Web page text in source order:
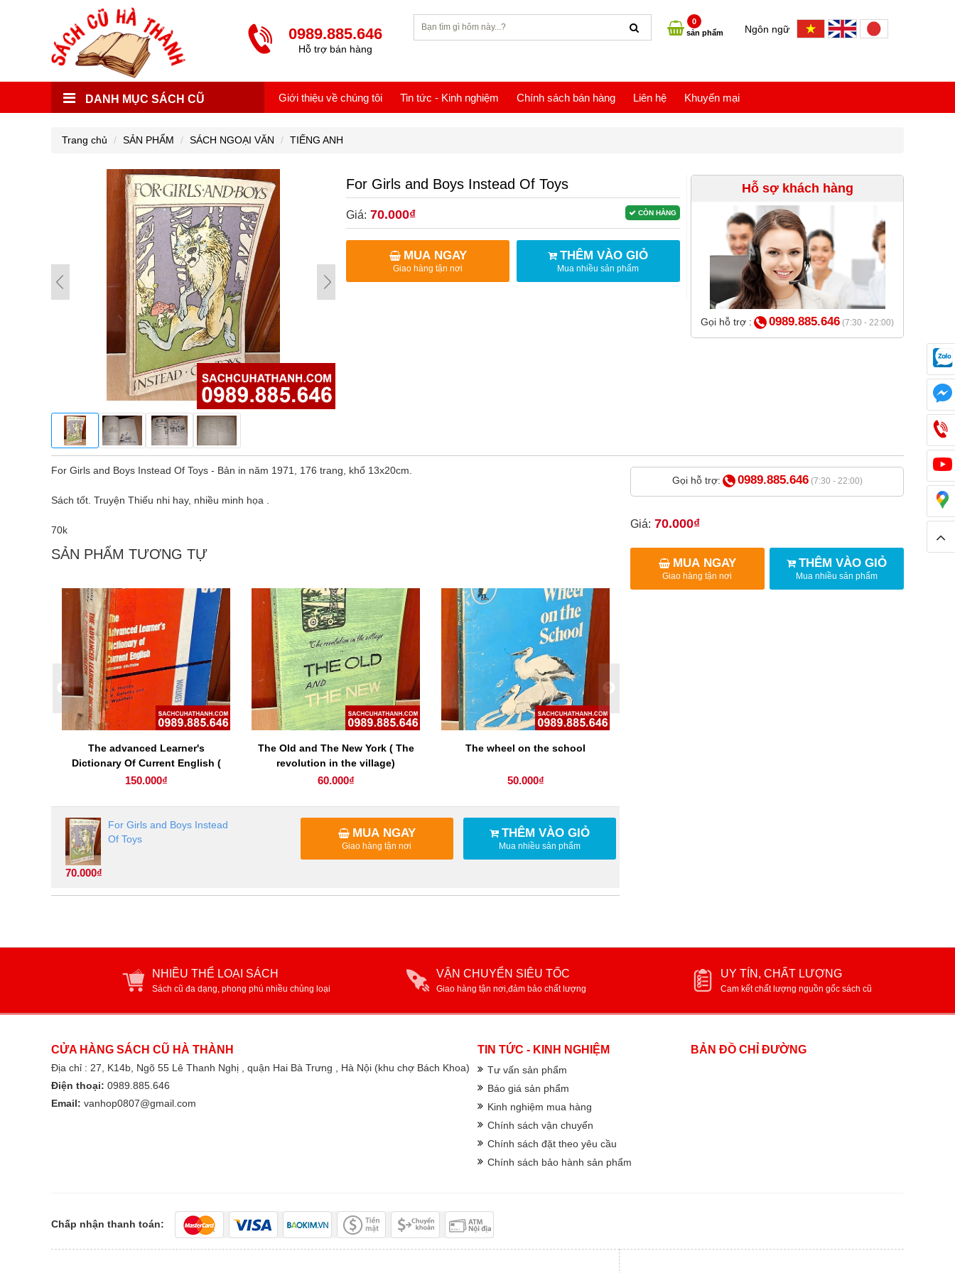
0989.885.646
Hỗ trợ bán hàng
0
sản phẩm
Ngôn ngữ
DANH MỤC SÁCH CŨ Giới thiệu về chúng tôi Tin tức - Kinh nghiệm Chính sách bán hàng Liên hệ Khuyến mại
Trang chủ SẢN PHẨM SÁCH NGOẠI VĂN TIẾNG ANH
For Girls and Boys Instead Of Toys
CÒN HÀNG
Giá: 70.000₫
MUA NGAY
Giao hàng tận nơi
THÊM VÀO GIỎ
Mua nhiều sản phẩm
Hỗ sợ khách hàng
Gọi hỗ trợ : 0989.885.646 (7:30 - 22:00)
For Girls and Boys Instead Of Toys - Bản in năm 1971, 176 trang, khổ 13x20cm.
Sách tốt. Truyện Thiếu nhi hay, nhiều minh họa .
70k
SẢN PHẨM TƯƠNG TỰ
The advanced Learner's
Dictionary Of Current English (
second edition )
150.000₫
The Old and The New York ( The
revolution in the village)
60.000₫
The wheel on the school
50.000₫
For Girls and Boys Instead
Of Toys
70.000₫
THÊM VÀO GIỎ
Mua nhiều sản phẩm
MUA NGAY
Giao hàng tận nơi
Gọi hỗ trợ: 0989.885.646 (7:30 - 22:00)
Giá: 70.000₫
MUA NGAY
Giao hàng tận nơi
THÊM VÀO GIỎ
Mua nhiều sản phẩm
NHIỀU THỂ LOẠI SÁCH
Sách cũ đa dạng, phong phú nhiều chủng loại
VẬN CHUYỂN SIÊU TỐC
Giao hàng tận nơi,đảm bảo chất lượng
UY TÍN, CHẤT LƯỢNG
Cam kết chất lượng nguồn gốc sách cũ
CỬA HÀNG SÁCH CŨ HÀ THÀNH
Địa chỉ : 27, K14b, Ngõ 55 Lê Thanh Nghị , quận Hai Bà Trưng , Hà Nội (khu chợ Bách Khoa)
Điện thoại: 0989.885.646
Email: vanhop0807@gmail.com
TIN TỨC - KINH NGHIỆM
Tư vấn sản phẩm
Báo giá sản phẩm
Kinh nghiệm mua hàng
Chính sách vận chuyển
Chính sách đặt theo yêu cầu
Chính sách bảo hành sản phẩm
BẢN ĐỒ CHỈ ĐƯỜNG
Chấp nhận thanh toán: